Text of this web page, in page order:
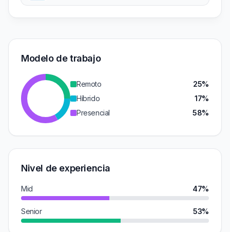
Modelo de trabajo
Remoto
25%
Híbrido
17%
Presencial
58%
Nivel de experiencia
Mid 47%
Senior 53%